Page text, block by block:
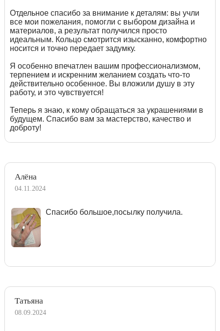
Отдельное спасибо за внимание к деталям: вы учли
все мои пожелания, помогли с выбором дизайна и
материалов, а результат получился просто
идеальным. Кольцо смотрится изысканно, комфортно
носится и точно передает задумку.
Я особенно впечатлен вашим профессионализмом,
терпением и искренним желанием создать что-то
действительно особенное. Вы вложили душу в эту
работу, и это чувствуется!
Теперь я знаю, к кому обращаться за украшениями в
будущем. Спасибо вам за мастерство, качество и
доброту!
Алёна
04.11.2024
Спасибо большое,посылку получила.
Татьяна
08.09.2024